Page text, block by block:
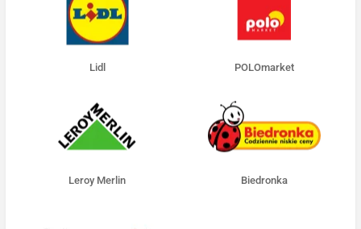
Lidl POLOmarket
Leroy Merlin Biedronka